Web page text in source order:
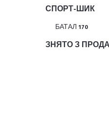
СПОРТ-ШИК
БАТАЛ 170
ЗНЯТО З